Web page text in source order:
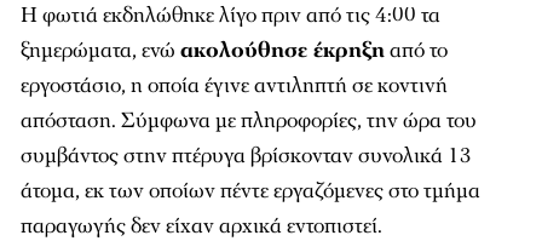
Η φωτιά εκδηλώθηκε λίγο πριν από τις 4:00 τα
ξημερώματα, ενώ ακολούθησε έκρηξηαπό το
εργοστάσιο, η οποία έγινε αντιληπτή σε κοντινή
απόσταση. Σύμφωνα με πληροφορίες, την ώρα του
συμβάντος στην πτέρυγα βρίσκονταν συνολικά 13
άτομα, εκ των οποίων πέντε εργαζόμενες στο τμήμα
παραγωγής δεν είχαν αρχικά εντοπιστεί.